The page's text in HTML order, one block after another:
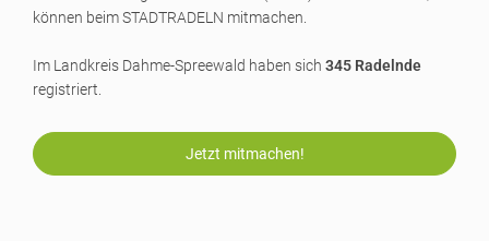
können beim STADTRADELN mitmachen.
Im Landkreis Dahme-Spreewald haben sich 345 Radelnde
registriert.
Jetzt mitmachen!